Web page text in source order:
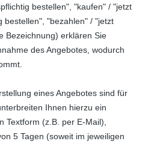
bestellen", "kaufen" / "jetzt
bestellen", "bezahlen" / "jetzt
Bezeichnung) erklären Sie
des Angebotes, wodurch
eines Angebotes sind für
Ihnen hierzu ein
Textform (z.B. per E-Mail),
5 Tagen (soweit im jeweiligen